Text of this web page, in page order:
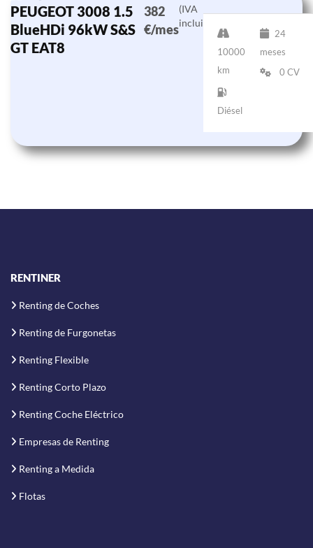
PEUGEOT 3008 1.5
BlueHDi 96kW S&S
GT EAT8
382
€/mes
(IVA
incluido)
10000
km
24
meses
0 CV
Diésel
RENTINER
Renting de Coches
Renting de Furgonetas
Renting Flexible
Renting Corto Plazo
Renting Coche Eléctrico
Empresas de Renting
Renting a Medida
Flotas